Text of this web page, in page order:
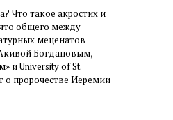
Что такое акростих и
общего между
меценатов
Богдановым,
и University of St.
о пророчестве Иеремии